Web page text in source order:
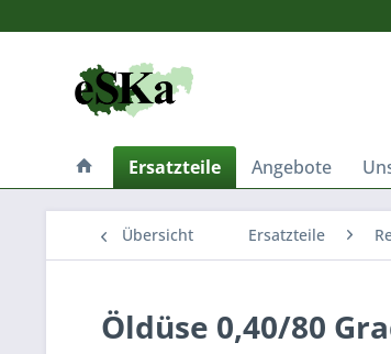
Ersatzteile Angebote
Übersicht Ersatzteile
Öldüse 0,40/80